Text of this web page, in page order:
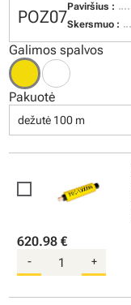
POZ07
Paviršius :
Skersmuo :
Galimos spalvos
Pakuotė
dežutė 100 m
620.98 €
- +